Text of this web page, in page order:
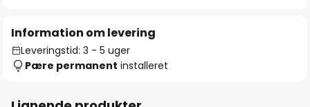
Information om levering
Leveringstid: 3 - 5 uger
Pære permanent installeret